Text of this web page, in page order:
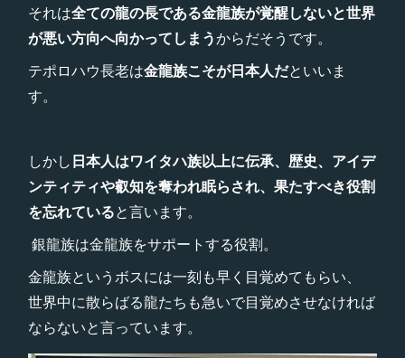
それは全ての龍の長である金龍族が覚醒しないと世界
が悪い方向へ向かってしまうからだそうです。
テポロハウ長老は金龍族こそが日本人だといいま
す。
しかし日本人はワイタハ族以上に伝承、歴史、アイデ
ンティティや叡知を奪われ眠らされ、果たすべき役割
を忘れていると言います。
銀龍族は金龍族をサポートする役割。
金龍族というボスには一刻も早く目覚めてもらい、
世界中に散らばる龍たちも急いで目覚めさせなければ
ならないと言っています。